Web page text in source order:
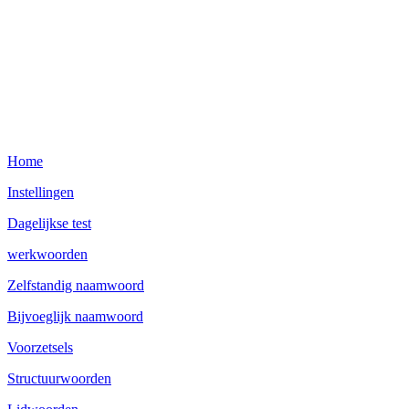
Home
Instellingen
Dagelijkse test
werkwoorden
Zelfstandig naamwoord
Bijvoeglijk naamwoord
Voorzetsels
Structuurwoorden